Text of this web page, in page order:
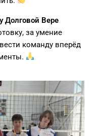
Долговой Вере
за умение
команду вперёд